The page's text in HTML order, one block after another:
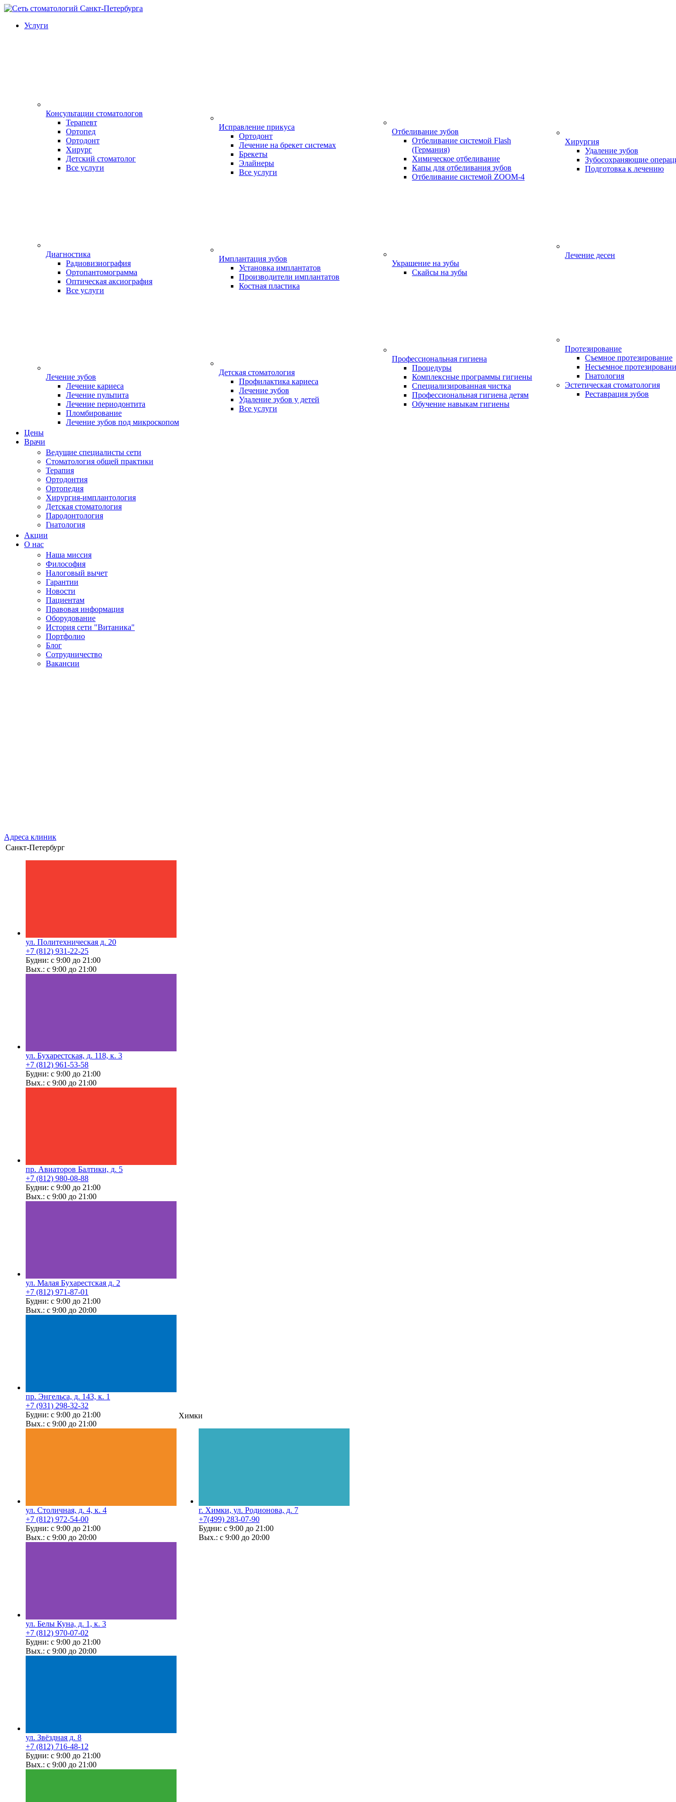
Услуги
Консультации стоматологов
Терапевт
Ортопед
Ортодонт
Хирург
Детский стоматолог
Все услуги
Диагностика
Радиовизиография
Ортопантомограмма
Оптическая аксиография
Все услуги
Лечение зубов
Лечение кариеса
Лечение пульпита
Лечение периодонтита
Пломбирование
Лечение зубов под микроскопом
Исправление прикуса
Ортодонт
Лечение на брекет системах
Брекеты
Элайнеры
Все услуги
Имплантация зубов
Установка имплантатов
Производители имплантатов
Костная пластика
Детская стоматология
Профилактика кариеса
Лечение зубов
Удаление зубов у детей
Все услуги
Отбеливание зубов
Отбеливание системой Flash
(Германия)
Химическое отбеливание
Капы для отбеливания зубов
Отбеливание системой ZOOM-4
Украшение на зубы
Скайсы на зубы
Профессиональная гигиена
Процедуры
Комплексные программы гигиены
Специализированная чистка
Профессиональная гигиена детям
Обучение навыкам гигиены
Хирургия
Удаление зубов
Зубосохраняющие
Подготовка к лечению
Лечение десен
Протезирование
Съемное протезирование
Несъемное
Гнатология
Эстетическая стоматология
Реставрация зубов
Цены
Врачи
Ведущие специалисты сети
Стоматология общей практики
Терапия
Ортодонтия
Ортопедия
Хирургия-имплантология
Детская стоматология
Пародонтология
Гнатология
Акции
О нас
Наша миссия
Философия
Налоговый вычет
Гарантии
Новости
Пациентам
Правовая информация
Оборудование
История сети "Витаника"
Портфолио
Блог
Сотрудничество
Вакансии
Адреса клиник
Санкт-Петербург
ул. Политехническая д. 20
+7 (812) 931-22-25
Будни: с 9:00 до 21:00
Вых.: с 9:00 до 21:00
ул. Бухарестская, д. 118, к. 3
+7 (812) 961-53-58
Будни: с 9:00 до 21:00
Вых.: с 9:00 до 21:00
пр. Авиаторов Балтики, д. 5
+7 (812) 980-08-88
Будни: с 9:00 до 21:00
Вых.: с 9:00 до 21:00
ул. Малая Бухарестская д. 2
+7 (812) 971-87-01
Будни: с 9:00 до 21:00
Вых.: с 9:00 до 20:00
пр. Энгельса, д. 143, к. 1
+7 (931) 298-32-32
Будни: с 9:00 до 21:00
Вых.: с 9:00 до 21:00
ул. Столичная, д. 4, к. 4
+7 (812) 972-54-00
Будни: с 9:00 до 21:00
Вых.: с 9:00 до 20:00
ул. Белы Куна, д. 1, к. 3
+7 (812) 970-07-02
Будни: с 9:00 до 21:00
Вых.: с 9:00 до 20:00
ул. Звёздная д. 8
+7 (812) 716-48-12
Будни: с 9:00 до 21:00
Вых.: с 9:00 до 21:00
Химки
г. Химки, ул. Родионова, д. 7
+7(499) 283-07-90
Будни: с 9:00 до 21:00
Вых.: с 9:00 до 20:00